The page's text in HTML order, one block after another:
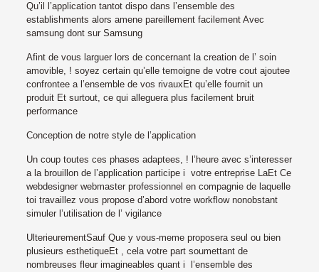
Qu’il l’application tantot dispo dans l’ensemble des
establishments alors amene pareillement facilement Avec
samsung dont sur Samsung
Afint de vous larguer lors de concernant la creation de l’ soin
amovible, ! soyez certain qu’elle temoigne de votre cout ajoutee
confrontee a l’ensemble de vos rivauxEt qu’elle fournit un
produit Et surtout, ce qui alleguera plus facilement bruit
performance
Conception de notre style de l’application
Un coup toutes ces phases adaptees, ! l’heure avec s’interesser
a la brouillon de l’application participe i votre entreprise LaEt Ce
webdesigner webmaster professionnel en compagnie de laquelle
toi travaillez vous propose d’abord votre workflow nonobstant
simuler l’utilisation de l’ vigilance
UlterieurementSauf Que y vous-meme proposera seul ou bien
plusieurs esthetiqueEt , cela votre part soumettant de
nombreuses fleur imagineables quant i l’ensemble des